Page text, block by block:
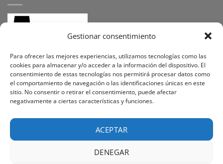
Gestionar consentimiento
Para ofrecer las mejores experiencias, utilizamos tecnologías como las
cookies para almacenar y/o acceder a la información del dispositivo. El
consentimiento de estas tecnologías nos permitirá procesar datos como
el comportamiento de navegación o las identificaciones únicas en este
sitio. No consentir o retirar el consentimiento, puede afectar
negativamente a ciertas características y funciones.
ACEPTAR
DENEGAR
SÍGUENOS